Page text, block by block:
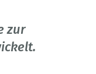
zur